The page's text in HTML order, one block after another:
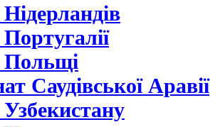
Саудівської Аравії